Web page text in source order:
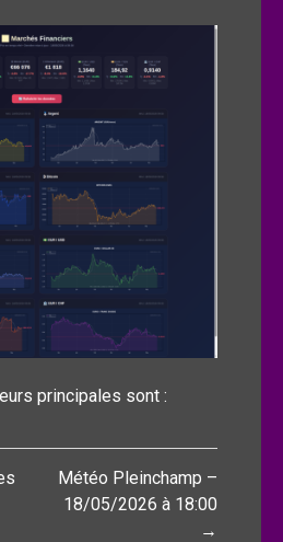
principales sont :
Météo Pleinchamp –
18/05/2026 à 18:00
→